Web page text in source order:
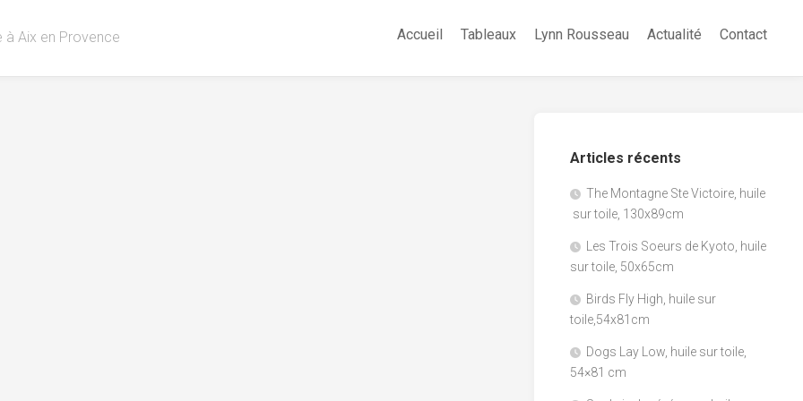
à Aix en Provence Accueil Tableaux Lynn Rousseau Actualité Contact
Articles récents
The Montagne Ste Victoire, huile
sur toile, 130x89cm
Les Trois Soeurs de Kyoto, huile
sur toile, 50x65cm
Birds Fly High, huile sur
toile,54x81cm
Dogs Lay Low, huile sur toile,
54×81 cm